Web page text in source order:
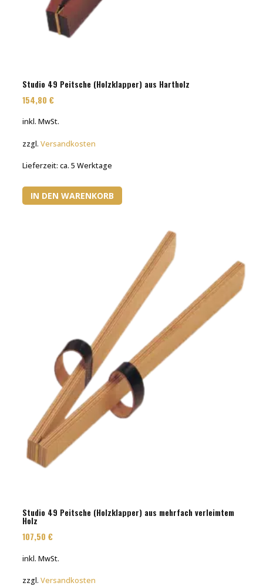
Studio 49 Peitsche (Holzklapper) aus Hartholz
154,80€
inkl. MwSt.
zzgl.Versandkosten
Lieferzeit:ca. 5 Werktage
IN DEN WARENKORB
Studio 49 Peitsche (Holzklapper) aus mehrfach verleimtem
Holz
107,50€
inkl. MwSt.
zzgl.Versandkosten